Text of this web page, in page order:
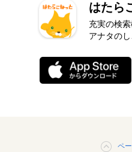
はたら
充実の検
アナタの
ペ